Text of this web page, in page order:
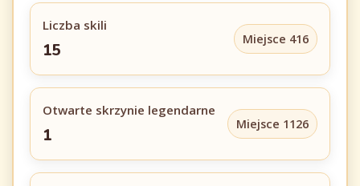
Liczba skili
15
Miejsce 416
Otwarte skrzynie legendarne
1
Miejsce 1126